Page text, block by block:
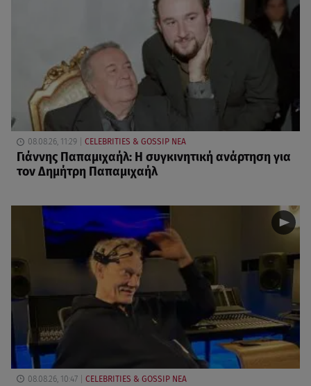
08.08.26, 11:29 CELEBRITIES & GOSSIP ΝΕΑ
Γιάννης Παπαμιχαήλ: Η συγκινητική ανάρτηση για
τον Δημήτρη Παπαμιχαήλ
08.08.26, 10:47 CELEBRITIES & GOSSIP ΝΕΑ